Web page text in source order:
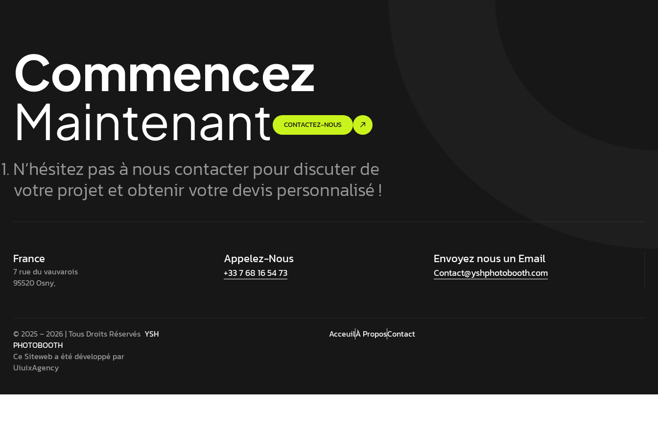
Commencez
Maintenant CONTACTEZ-NOUS
N’hésitez pas à nous contacter pour discuter de
votre projet et obtenir votre devis personnalisé !
France
7 rue du vauvarois
95520 Osny,
Appelez-Nous
+33 7 68 16 54 73
Envoyez nous un Email
Contact@yshphotobooth.com
© 2025 – 2026 | Tous Droits Réservés YSH
PHOTOBOOTH
Ce Siteweb a été développé par
UiuixAgency
AcceuilÀ ProposContact